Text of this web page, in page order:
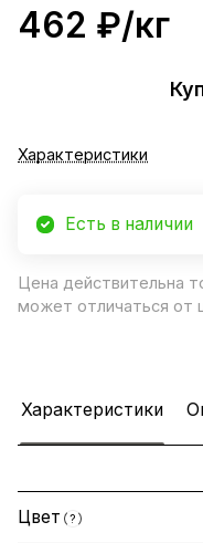
462 ₽/кг
Характеристики
Есть в наличии
Цена действительна
может отличаться от
Характеристики
Цвет ?